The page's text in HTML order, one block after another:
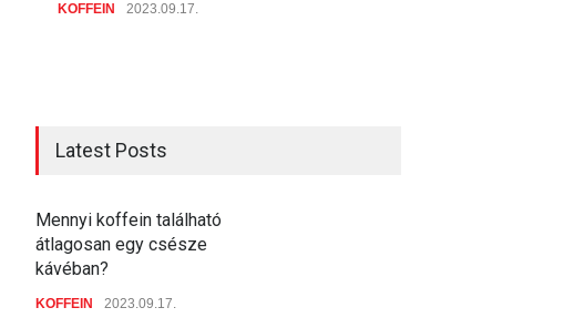
KOFFEIN 2023.09.17.
Latest Posts
Mennyi koffein található
átlagosan egy csésze
kávéban?
KOFFEIN 2023.09.17.